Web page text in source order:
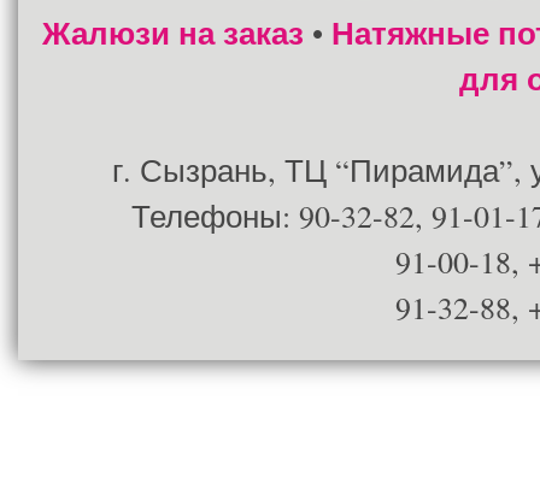
Жалюзи на заказ • Натяжные
для
г. Сызрань, ТЦ “Пирамида”,
Телефоны: 90-32-82, 91-01-
91-00-18,
91-32-88,